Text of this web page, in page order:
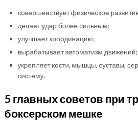
совершенствует физическое
делает удар более сильным;
улучшает координацию;
вырабатывает автоматизм движений;
укрепляет кости, мышцы, суставы,
систему.
5 главных советов при
боксерском мешке